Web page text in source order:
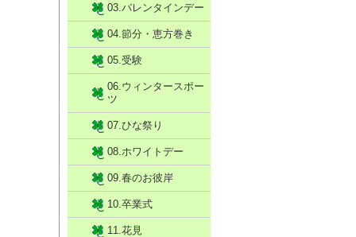
03.バレンタインデー
04.節分・恵方巻き
05.受験
06.ウィンタースポー
ツ
07.ひな祭り
08.ホワイトデー
09.春のお彼岸
10.卒業式
11.花見